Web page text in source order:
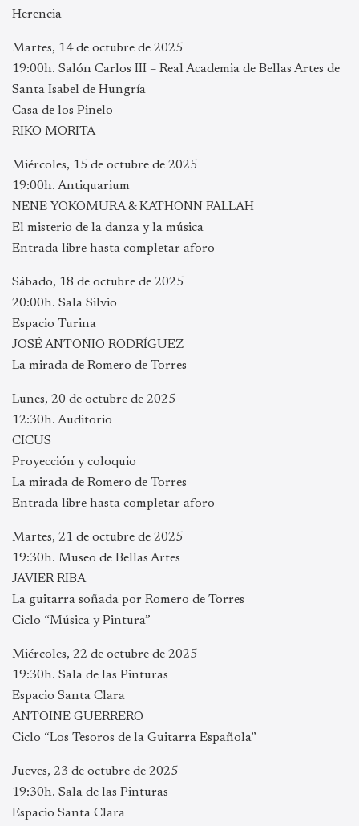
Herencia
Martes, 14 de octubre de 2025
19:00h. Salón Carlos III – Real Academia de Bellas Artes de
Santa Isabel de Hungría
Casa de los Pinelo
RIKO MORITA
Miércoles, 15 de octubre de 2025
19:00h. Antiquarium
NENE YOKOMURA & KATHONN FALLAH
El misterio de la danza y la música
Entrada libre hasta completar aforo
Sábado, 18 de octubre de 2025
20:00h. Sala Silvio
Espacio Turina
JOSÉ ANTONIO RODRÍGUEZ
La mirada de Romero de Torres
Lunes, 20 de octubre de 2025
12:30h. Auditorio
CICUS
Proyección y coloquio
La mirada de Romero de Torres
Entrada libre hasta completar aforo
Martes, 21 de octubre de 2025
19:30h. Museo de Bellas Artes
JAVIER RIBA
La guitarra soñada por Romero de Torres
Ciclo “Música y Pintura”
Miércoles, 22 de octubre de 2025
19:30h. Sala de las Pinturas
Espacio Santa Clara
ANTOINE GUERRERO
Ciclo “Los Tesoros de la Guitarra Española”
Jueves, 23 de octubre de 2025
19:30h. Sala de las Pinturas
Espacio Santa Clara